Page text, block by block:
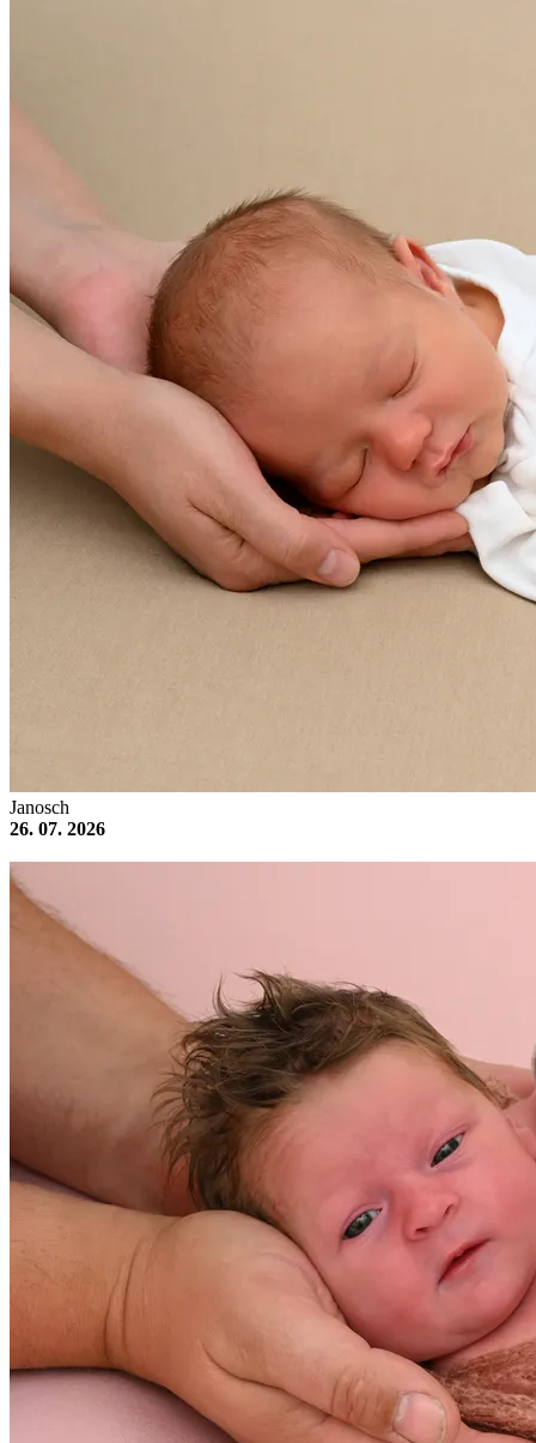
Janosch
26. 07. 2026